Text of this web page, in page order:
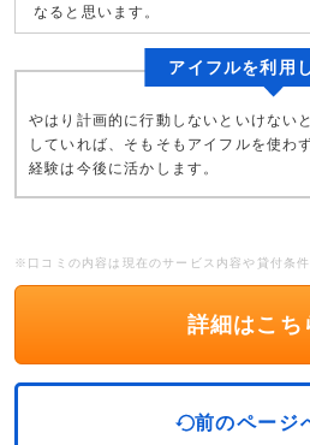
なると思います。
アイフルを利用
やはり計画的に行動しないといけない
していれば、そもそもアイフルを使わ
経験は今後に活かします。
※口コミの内容は現在のサービス内容や貸付条
詳細はこち
前のページ